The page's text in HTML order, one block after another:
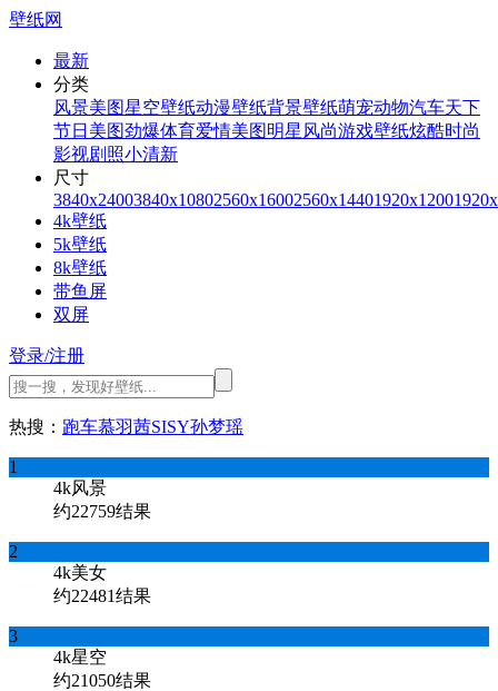
壁纸网
最新
分类
风景美图星空壁纸动漫壁纸背景壁纸萌宠动物汽车天下
节日美图劲爆体育爱情美图明星风尚游戏壁纸炫酷时尚
影视剧照小清新
尺寸
3840x24003840x10802560x16002560x14401920x1200
4k壁纸
5k壁纸
8k壁纸
带鱼屏
双屏
登录/注册
热搜： 跑车慕羽茜SISY孙梦瑶
1
4k风景
约22759结果
2
4k美女
约22481结果
3
4k星空
约21050结果